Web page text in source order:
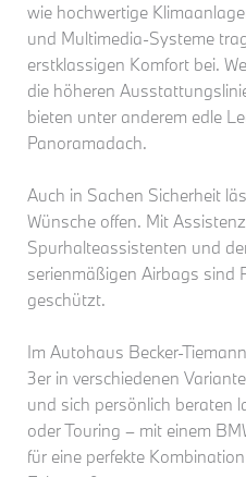
wie hochwertige
und Multimedia-Systeme
erstklassigen Komfort bei.
die höheren
bieten unter anderem edle
Panoramadach.
Auch in Sachen Sicherheit
Wünsche offen. Mit
Spurhalteassistenten und
serienmäßigen Airbags sind
geschützt.
Im Autohaus Becker-
3er in verschiedenen
und sich persönlich beraten
oder Touring – mit einem
für eine perfekte